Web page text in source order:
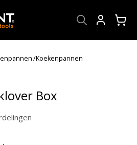
/Koekenpannen
Box